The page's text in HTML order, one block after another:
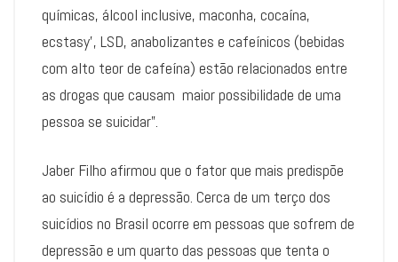
químicas, álcool inclusive, maconha, cocaína,
ecstasy’, LSD, anabolizantes e cafeínicos (bebidas
com alto teor de cafeína) estão relacionados entre
as drogas que causam maior possibilidade de uma
pessoa se suicidar”.
Jaber Filho afirmou que o fator que mais predispõe
ao suicídio é a depressão. Cerca de um terço dos
suicídios no Brasil ocorre em pessoas que sofrem de
depressão e um quarto das pessoas que tenta o